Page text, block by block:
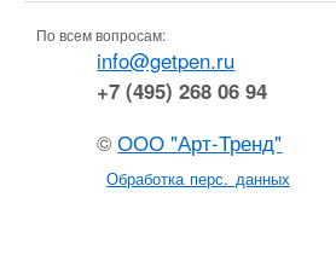
По всем вопросам:
info@getpen.ru
+7 (495) 268 06 94
©ООО "Арт-Тренд"
Обработка перс. данных